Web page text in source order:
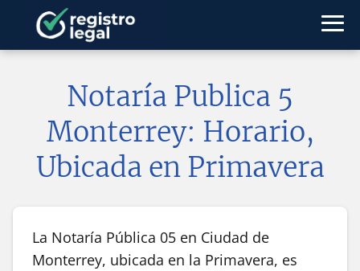
Notaría Publica 5
Monterrey: Horario,
Ubicada en Primavera
La Notaría Pública 05 en Ciudad de
Monterrey, ubicada en la Primavera, es